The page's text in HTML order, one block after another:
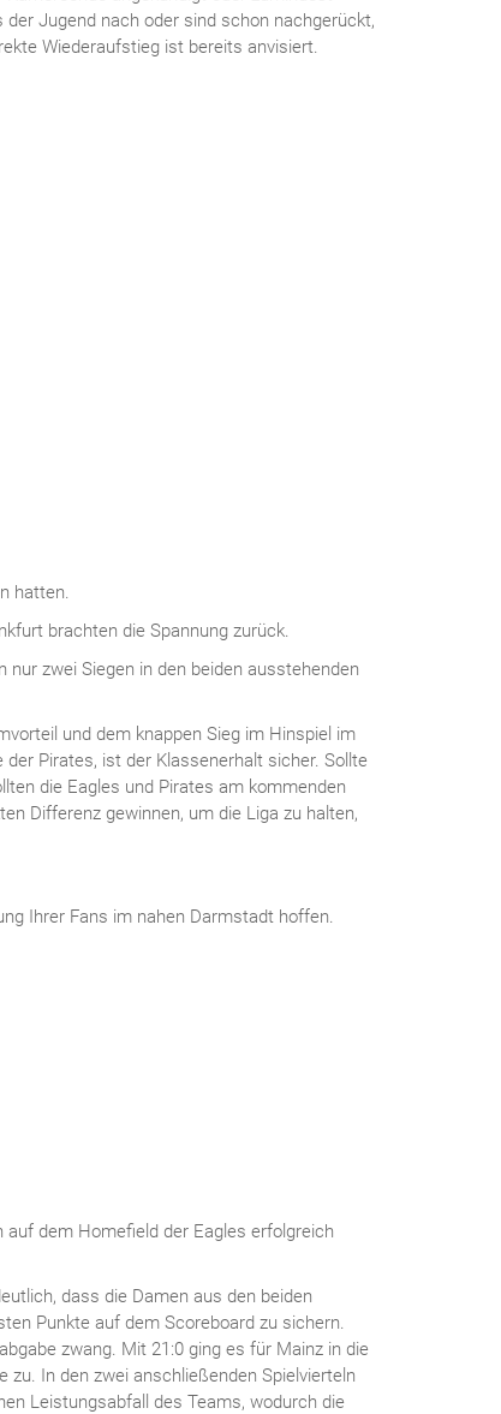
Jugend nach oder sind schon nachgerückt,
Wiederaufstieg ist bereits anvisiert.
hatten.
brachten die Spannung zurück.
zwei Siegen in den beiden ausstehenden
und dem knappen Sieg im Hinspiel im
Pirates, ist der Klassenerhalt sicher. Sollte
die Eagles und Pirates am kommenden
Differenz gewinnen, um die Liga zu halten,
Ihrer Fans im nahen Darmstadt hoffen.
dem Homefield der Eagles erfolgreich
dass die Damen aus den beiden
Punkte auf dem Scoreboard zu sichern.
zwang. Mit 21:0 ging es für Mainz in die
In den zwei anschließenden Spielvierteln
Leistungsabfall des Teams, wodurch die